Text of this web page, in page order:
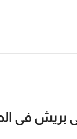
بريش في